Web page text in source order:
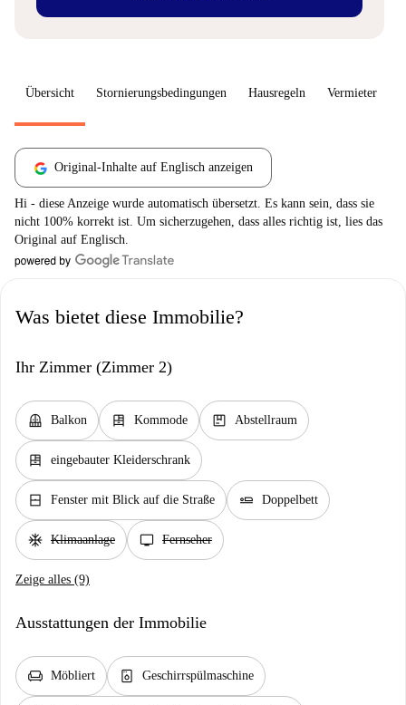
Übersicht Stornierungsbedingungen Hausregeln Vermieter
Original-Inhalte auf Englisch anzeigen
Hi - diese Anzeige wurde automatisch übersetzt. Es kann sein, dass sie
nicht 100% korrekt ist. Um sicherzugehen, dass alles richtig ist, lies das
Original auf Englisch.
Was bietet diese Immobilie?
Ihr Zimmer (Zimmer 2)
balcony Balkon dresser Kommode package Abstellraum
dresser eingebauter Kleiderschrank
window_closed Fenster mit Blick auf die Straße airline_seat_flat Doppelbett
ac_unit Klimaanlage tv Fernseher
Zeige alles (9)
Ausstattungen der Immobilie
chair Möbliert dishwasher_gen Geschirrspülmaschine